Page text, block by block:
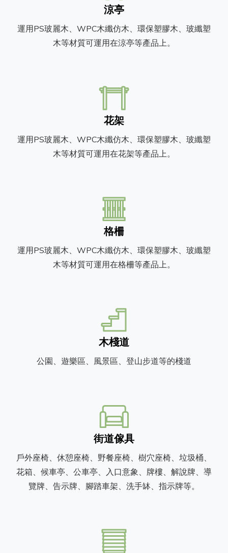
涼亭
運用PS玻麗木、WPC木纖仿木、環保塑膠木、玻纖塑
木等材質可運用在涼亭等產品上。
花架
運用PS玻麗木、WPC木纖仿木、環保塑膠木、玻纖塑
木等材質可運用在花架等產品上。
格柵
運用PS玻麗木、WPC木纖仿木、環保塑膠木、玻纖塑
木等材質可運用在格柵等產品上。
木棧道
公園、遊樂區、風景區、登山步道等的棧道
街道傢具
戶外座椅、休憩座椅、野餐座椅、樹穴座椅、垃圾桶、
花箱、候車亭、公車亭、入口意象、牌樓、解說牌、導
覽牌、告示牌、腳踏車架、洗手缽、指示牌等。